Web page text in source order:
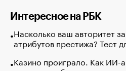
Интересное на РБК
Насколько ваш авторитет
атрибутов престижа? Тест
Казино проиграло. Как ИИ-